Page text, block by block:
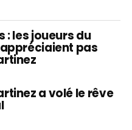
: les joueurs du
pas
a volé le rêve